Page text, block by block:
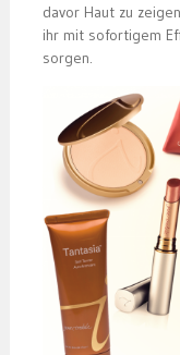
davor Haut zu
ihr mit sofortigem
sorgen.